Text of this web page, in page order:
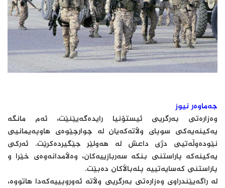
جەماوەر نیوز
وەزارەتی بەرگریی ئیستۆنیا رایدەگەیێنێت، ئەم مانگە
یەکینەیەکی سوپای وڵاتەکەیان لە چوارچێوەی هاوپەیمانیی
نێودەوڵەتیی دژی داعش لە هەولێر جێگیردەکرێت. ئەرکی
یەکینەکە پاراستنی بنکە سەربازییەکان، وەڵامدانەوەی خێرا و
پاراستنی کەسایەتییە پلەباڵاکان دەبێت.
لە راگەیێندراوی وەزارەتی بەرگریی وڵاتە ئەوروپییەکەدا هاتووە،